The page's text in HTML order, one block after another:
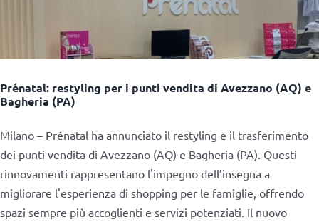
Prénatal: restyling per i punti vendita di Avezzano (AQ) e
Bagheria (PA)
Milano – Prénatal ha annunciato il restyling e il trasferimento
dei punti vendita di Avezzano (AQ) e Bagheria (PA). Questi
rinnovamenti rappresentano l'impegno dell’insegna a
migliorare l'esperienza di shopping per le famiglie, offrendo
spazi sempre più accoglienti e servizi potenziati. Il nuovo